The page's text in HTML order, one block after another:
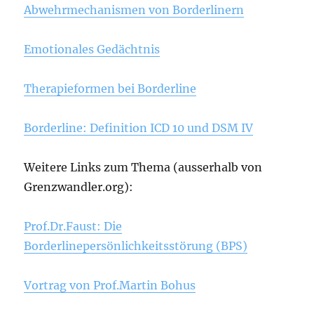
Abwehrmechanismen von Borderlinern
Emotionales Gedächtnis
Therapieformen bei Borderline
Borderline: Definition ICD 10 und DSM IV
Weitere Links zum Thema (ausserhalb von
Grenzwandler.org):
Prof.Dr.Faust: Die
Borderlinepersönlichkeitsstörung (BPS)
Vortrag von Prof.Martin Bohus